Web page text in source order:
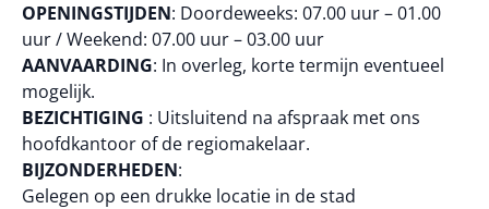
OPENINGSTIJDEN: Doordeweeks: 07.00 uur – 01.00
uur / Weekend: 07.00 uur – 03.00 uur
AANVAARDING: In overleg, korte termijn eventueel
mogelijk.
BEZICHTIGING : Uitsluitend na afspraak met ons
hoofdkantoor of de regiomakelaar.
BIJZONDERHEDEN:
Gelegen op een drukke locatie in de stad